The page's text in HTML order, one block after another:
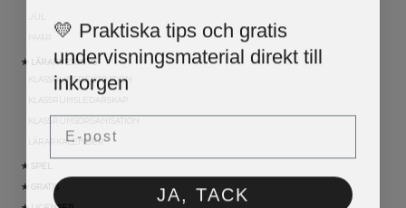
★ LÄRARVERKTYG
KLASSRUMSDEKORATION
KLASSRUMSORGANISATION
LÄRARKALENDER
★ SPEL
★ GRATIS
💛 Praktiska tips och gratis
undervisningsmaterial direkt till
inkorgen
Email
JA, TACK